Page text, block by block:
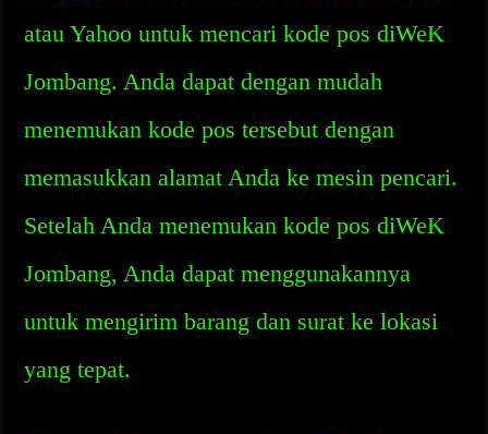
atau Yahoo untuk mencari kode pos diWeK
Jombang. Anda dapat dengan mudah
menemukan kode pos tersebut dengan
memasukkan alamat Anda ke mesin pencari.
Setelah Anda menemukan kode pos diWeK
Jombang, Anda dapat menggunakannya
untuk mengirim barang dan surat ke lokasi
yang tepat.